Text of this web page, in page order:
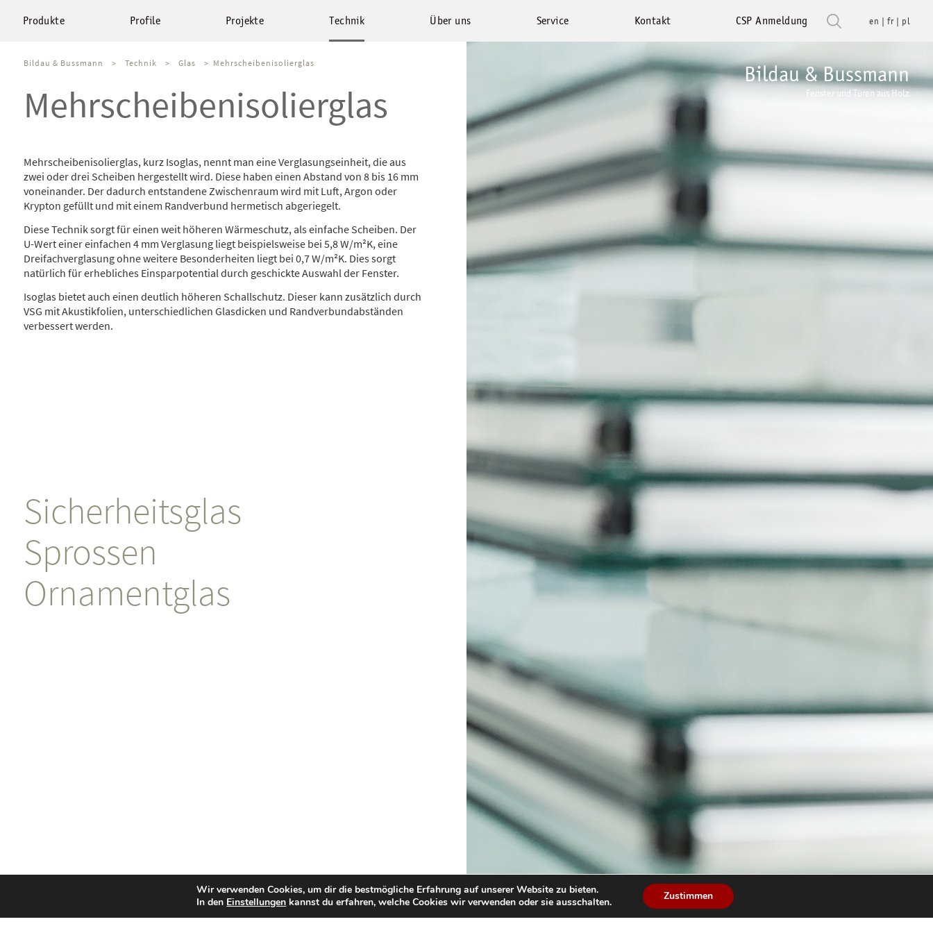
en fr pl
Produkte Profile Projekte Technik Über uns Service Kontakt CSP Anmeldung
Bildau & Bussmann
Fenster und Türen aus Holz
Bildau & Bussmann > Technik > Glas > Mehrscheibenisolierglas
Mehrscheibenisolierglas
Mehrscheibenisolierglas, kurz Isoglas, nennt man eine Verglasungseinheit, die aus
zwei oder drei Scheiben hergestellt wird. Diese haben einen Abstand von 8 bis 16 mm
voneinander. Der dadurch entstandene Zwischenraum wird mit Luft, Argon oder
Krypton gefüllt und mit einem Randverbund hermetisch abgeriegelt.
Diese Technik sorgt für einen weit höheren Wärmeschutz, als einfache Scheiben. Der
U-Wert einer einfachen 4 mm Verglasung liegt beispielsweise bei 5,8 W/m²K, eine
Dreifachverglasung ohne weitere Besonderheiten liegt bei 0,7 W/m²K. Dies sorgt
natürlich für erhebliches Einsparpotential durch geschickte Auswahl der Fenster.
Isoglas bietet auch einen deutlich höheren Schallschutz. Dieser kann zusätzlich durch
VSG mit Akustikfolien, unterschiedlichen Glasdicken und Randverbundabständen
verbessert werden.
Sicherheitsglas
Sprossen
Ornamentglas
Wir verwenden Cookies, um dir die bestmögliche Erfahrung auf unserer Website zu bieten.
In den Einstellungen kannst du erfahren, welche Cookies wir verwenden oder sie ausschalten. Zustimmen